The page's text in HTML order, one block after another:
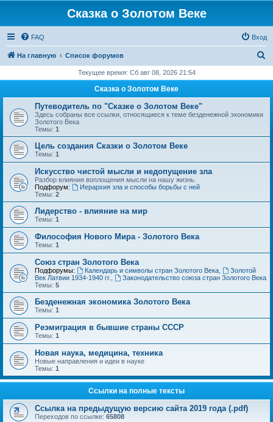
Сказка о Золотом Веке
FAQ Вход
На главную Список форумов
с
Текущее время: Сб авг 08, 2026 21:54
Сказка о Золотом Веке
Путеводитель по "Сказке о Золотом Веке"
Здесь собраны все ссылки, относящиеся к теме безденежной экономики
Золотого Века
Темы: 1
Цель создания Сказки о Золотом Веке
Темы: 1
Искусство чистой мысли и недопущение зла
Разбор влияния воплощения мысли на нашу жизнь.
Подфорум:
Иерархия зла и способы борьбы с ней
Темы: 2
Лидерство - влияние на мир
Темы: 1
Философия Нового Мира - Золотого Века
Темы: 1
Cоюз стран Золотого Века
Подфорумы: Календарь и символы стран Золотого Века,
Золотой
Век Латвии 1934-1940 гг.
Законодательство союза стран Золотого Века
Темы: 5
Безденежная экономика Золотого Века
Темы: 1
Реэмиграция в бывшие страны СССР
Темы: 1
Новая наука, медицина, техника
Новые направления и идеи в науке
Темы: 1
Ссылки на полные тексты
Ссылка на предыдущую версию сайта 2019 года (.pdf)
Переходов по ссылке: 65808